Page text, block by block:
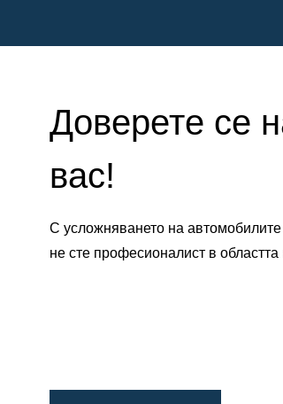
Доверете се
вас!
С усложняването на
не сте професионалист в